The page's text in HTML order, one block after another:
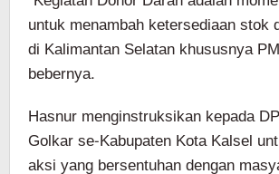
untuk menambah ketersediaan stok
di Kalimantan Selatan khususnya
bebernya.
Hasnur menginstruksikan kepada
Golkar se-Kabupaten Kota Kalsel
aksi yang bersentuhan dengan